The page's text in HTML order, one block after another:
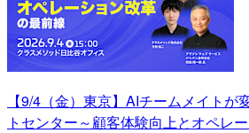
【9/4（金）東京】AIチームメイトが
トセンター～顧客体験向上とオペレ